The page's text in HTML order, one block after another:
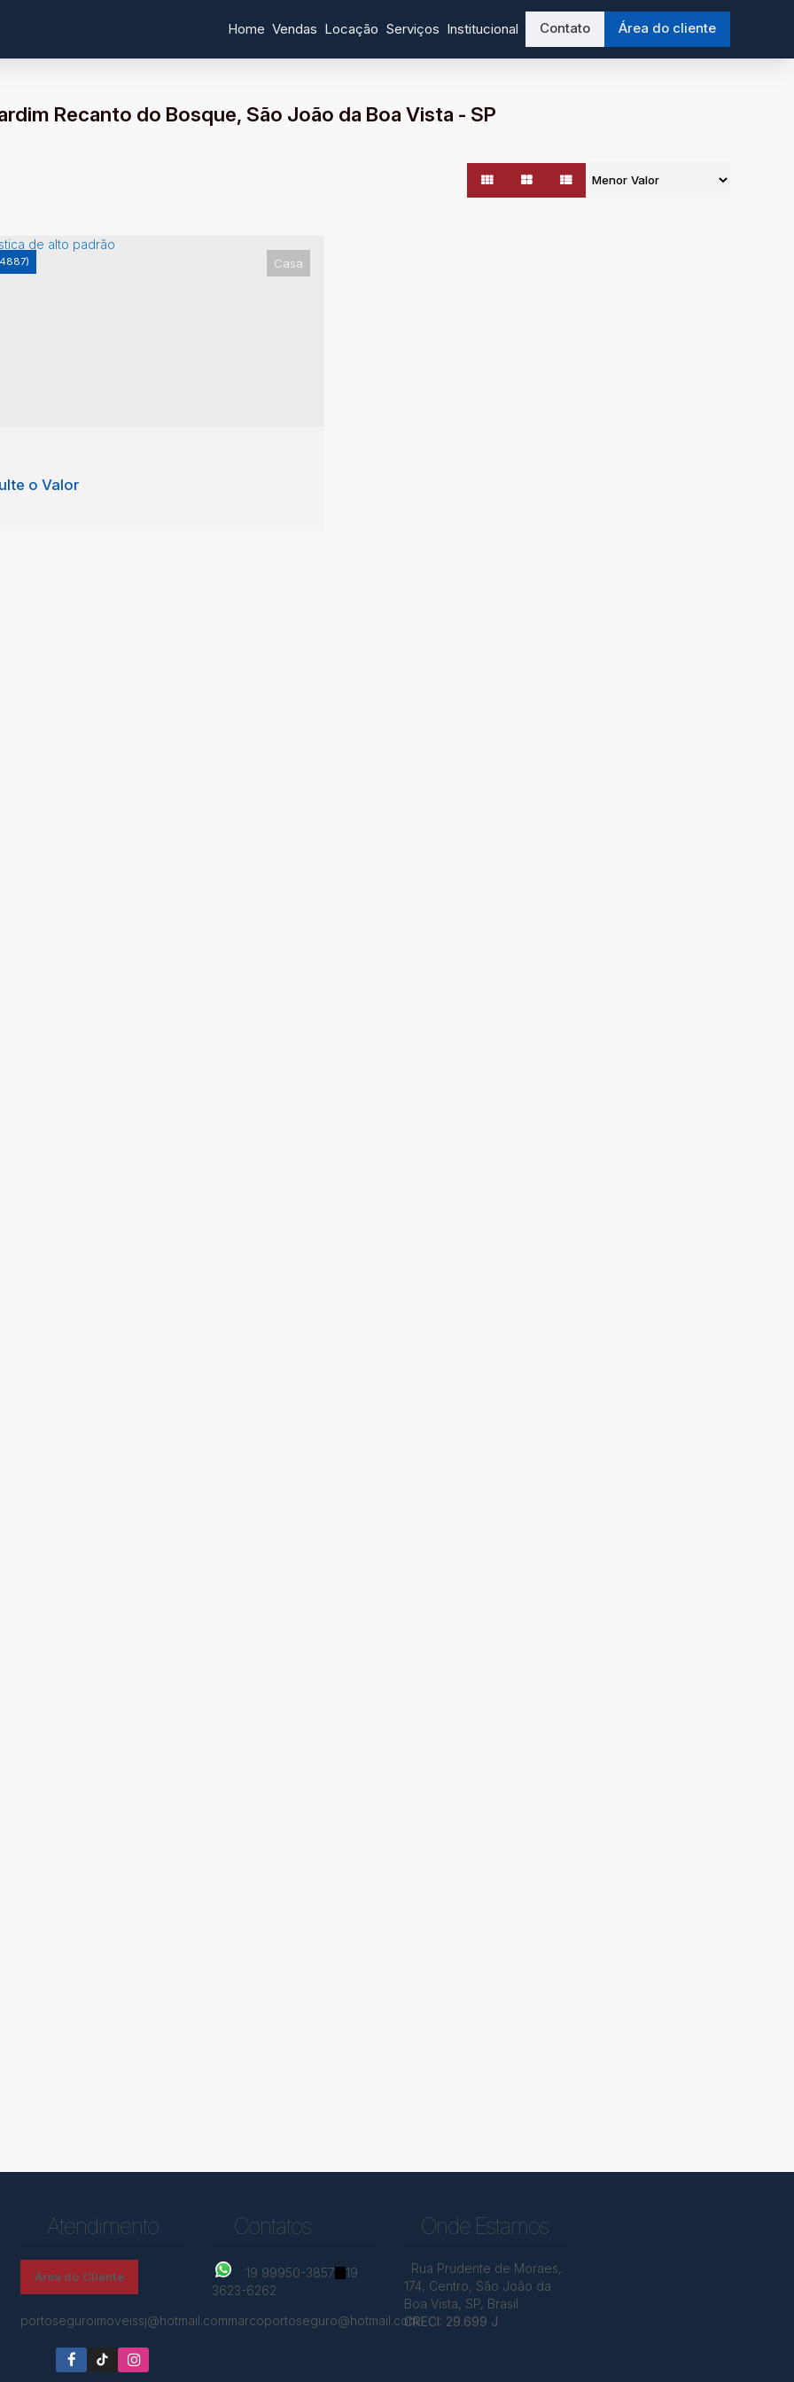
Área do cliente
Contato
Institucional
Serviços
Locação
Vendas
Home
Recanto do Bosque, São João da Boa Vista - SP
Casa
o Valor
Atendimento
Área do Cliente
portoseguroimoveissj@hotmail.commarcoportoseguro@hotmail.com
Contatos
19 99950-3857
19
3623-6262
Onde Estamos
Rua Prudente de Moraes,
174, Centro, São João da
Boa Vista, SP, Brasil
CRECI: 29.699 J